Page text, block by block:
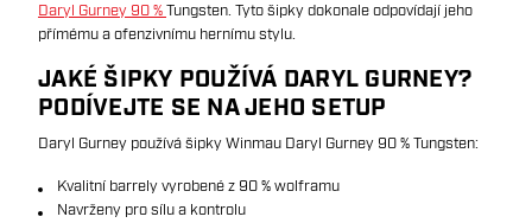
Daryl Gurney 90 %Tungsten. Tyto šipky dokonale odpovídají jeho
přímému a ofenzivnímu hernímu stylu.
JAKÉ ŠIPKY POUŽÍVÁ DARYL GURNEY?
PODÍVEJTE SE NA JEHO SETUP
Daryl Gurney používá šipky Winmau Daryl Gurney 90 % Tungsten:
Kvalitní barrely vyrobené z 90 % wolframu
Navrženy pro sílu a kontrolu